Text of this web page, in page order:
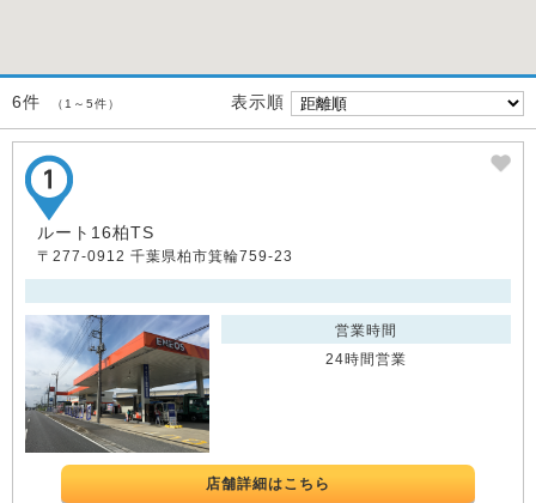
6件 （1～5件） 表示順
ルート16柏TS
〒277-0912 千葉県柏市箕輪759-23
営業時間
24時間営業
店舗詳細はこちら